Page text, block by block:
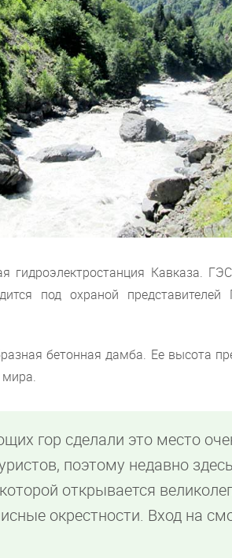
Кавказа.
под охраной
бетонная дамба. Ее высота
мира.
гор сделали это место
поэтому недавно
открывается
окрестности. Вход на